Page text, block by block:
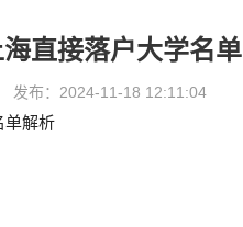
直接落户大学名单
发布： 2024-11-18 12:11:04
单解析